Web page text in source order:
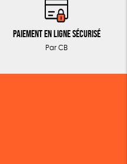
Paiement en ligne sécurisé
Par CB